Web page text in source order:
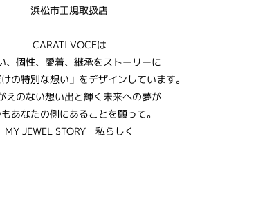
浜松市正規取扱店
CARATI VOCEは
、個性、愛着、継承をストーリーに
けの特別な想い」をデザインしています。
えのない想い出と輝く未来への夢が
あなたの側にあることを願って。
MY JEWEL STORY 私らしく